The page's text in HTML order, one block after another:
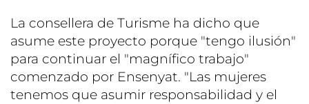
La consellera de Turisme ha dicho que
asume este proyecto porque "tengo ilusión"
para continuar el "magnífico trabajo"
comenzado por Ensenyat. "Las mujeres
tenemos que asumir responsabilidad y el